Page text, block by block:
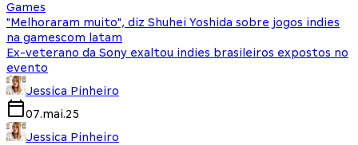
Games
"Melhoraram muito", diz Shuhei Yoshida sobre jogos indies
na gamescom latam
Ex-veterano da Sony exaltou indies brasileiros expostos no
evento
Jessica Pinheiro
07.mai.25
Jessica Pinheiro